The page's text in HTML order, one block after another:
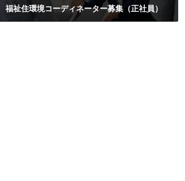
福祉住環境コーディネーター募集（正社員）